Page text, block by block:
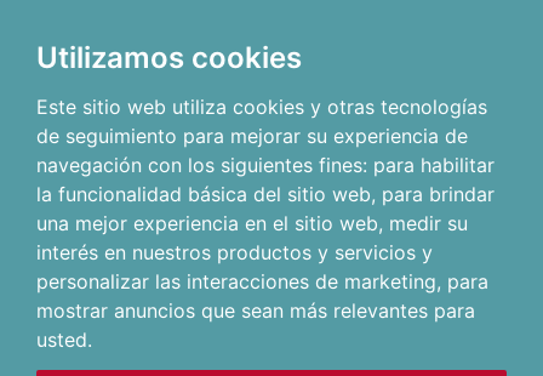
Utilizamos cookies
Este sitio web utiliza cookies y otras tecnologías
de seguimiento para mejorar su experiencia de
navegación con los siguientes fines: para habilitar
la funcionalidad básica del sitio web, para brindar
una mejor experiencia en el sitio web, medir su
interés en nuestros productos y servicios y
personalizar las interacciones de marketing, para
mostrar anuncios que sean más relevantes para
usted.